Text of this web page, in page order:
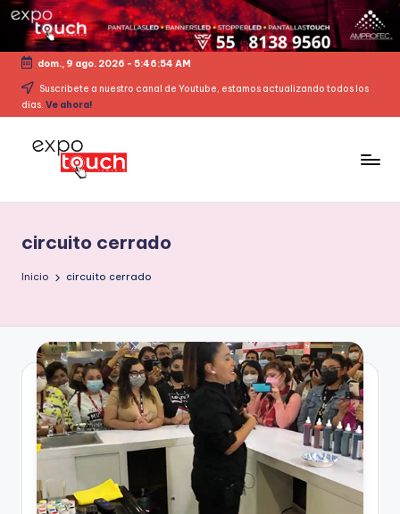
dom., 9 ago. 2026 - 5:46:55 AM
Suscribete a nuestro canal de Youtube, estamos actualizando todos los
dias. Ve ahora!
circuito cerrado
Inicio circuito cerrado